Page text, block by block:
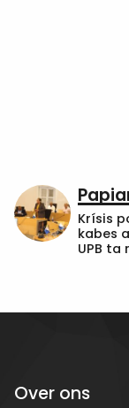
Krísis
kabes
UPB ta
Over ons